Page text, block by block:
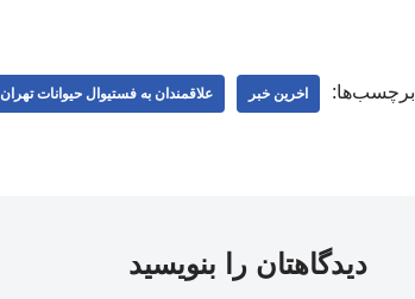
برچسب‌ها: اخرین خبر علاقمندان به فستیوال حیوانات تهران
دیدگاهتان را بنویسید